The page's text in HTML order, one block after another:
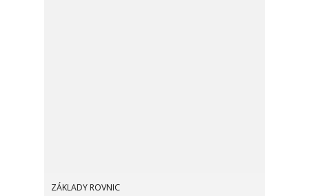
ZÁKLADY ROVNIC